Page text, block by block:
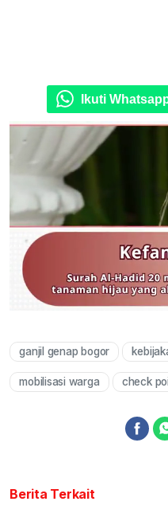
Ikuti
ganjil genap bogor
mobilisasi warga check
Berita Terkait